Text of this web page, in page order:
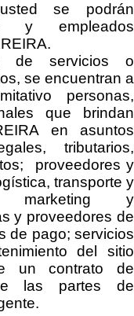
se podrán
y empleados
.
de servicios o
se encuentran a
personas,
que brindan
en asuntos
tributarios,
proveedores y
transporte y
marketing y
y proveedores de
de pago; servicios
del sitio
un contrato de
las partes de